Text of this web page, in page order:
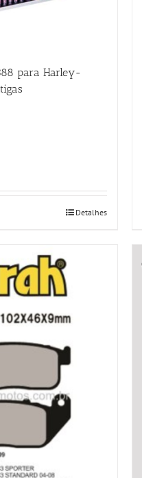
para Harley-
Detalhes